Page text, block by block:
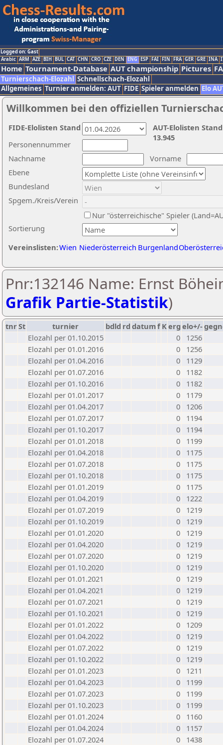
Logged on: Gast
Arabic ARM AZE BIH BUL CAT CHN CRO CZE DEN ENG ESP FAI FIN FRA GER GRE INA
Home Tournament-Database AUT championship Pictures
Turnierschach-Elozahl Schnellschach-Elozahl
Allgemeines Turnier anmelden: AUT FIDE Spieler anmelden Elo
Willkommen bei den offiziellen
Nachname
Vorname
Ebene
Sortierung
Personennummer
Bundesland
Spgem./Kreis/Verein
Nur "österreichische" Spieler
Vereinslisten:Wien Niederösterreich Burgenland
AUT-Elolisten
13.945
FIDE-Elolisten Stand
Pnr:132146 Name: Ernst
Grafik Partie-Statistik)
tnrSt turnier bdld rd datumf Kerg elo+/-
Elozahl per 01.10.2015
0
1256
Elozahl per 01.01.2016
0
1256
Elozahl per 01.04.2016
0
1129
Elozahl per 01.07.2016
0
1182
Elozahl per 01.10.2016
0
1182
Elozahl per 01.01.2017
0
1179
Elozahl per 01.04.2017
0
1206
Elozahl per 01.07.2017
0
1194
Elozahl per 01.10.2017
0
1194
Elozahl per 01.01.2018
0
1199
Elozahl per 01.04.2018
0
1175
Elozahl per 01.07.2018
0
1175
Elozahl per 01.10.2018
0
1175
Elozahl per 01.01.2019
0
1175
Elozahl per 01.04.2019
0
1222
Elozahl per 01.07.2019
0
1219
Elozahl per 01.10.2019
0
1219
Elozahl per 01.01.2020
0
1219
Elozahl per 01.04.2020
0
1219
Elozahl per 01.07.2020
0
1219
Elozahl per 01.10.2020
0
1219
Elozahl per 01.01.2021
0
1219
Elozahl per 01.04.2021
0
1219
Elozahl per 01.07.2021
0
1219
Elozahl per 01.10.2021
0
1219
Elozahl per 01.01.2022
0
1209
Elozahl per 01.04.2022
0
1219
Elozahl per 01.07.2022
0
1219
Elozahl per 01.10.2022
0
1219
Elozahl per 01.01.2023
0
1211
Elozahl per 01.04.2023
0
1199
Elozahl per 01.07.2023
0
1199
Elozahl per 01.10.2023
0
1199
Elozahl per 01.01.2024
0
1160
Elozahl per 01.04.2024
0
1157
Elozahl per 01.07.2024
0
1438